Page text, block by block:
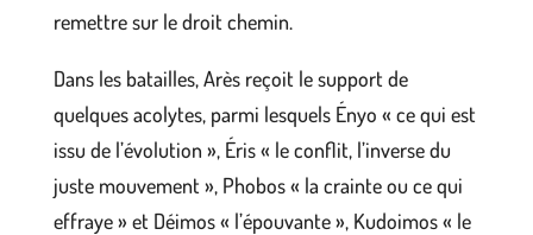
remettre sur le droit chemin.
Dans les batailles, Arès reçoit le support de
quelques acolytes, parmi lesquels Ényo « ce qui est
issu de l’évolution », Éris « le conflit, l’inverse du
juste mouvement », Phobos « la crainte ou ce qui
effraye » et Déimos « l’épouvante », Kudoimos « le